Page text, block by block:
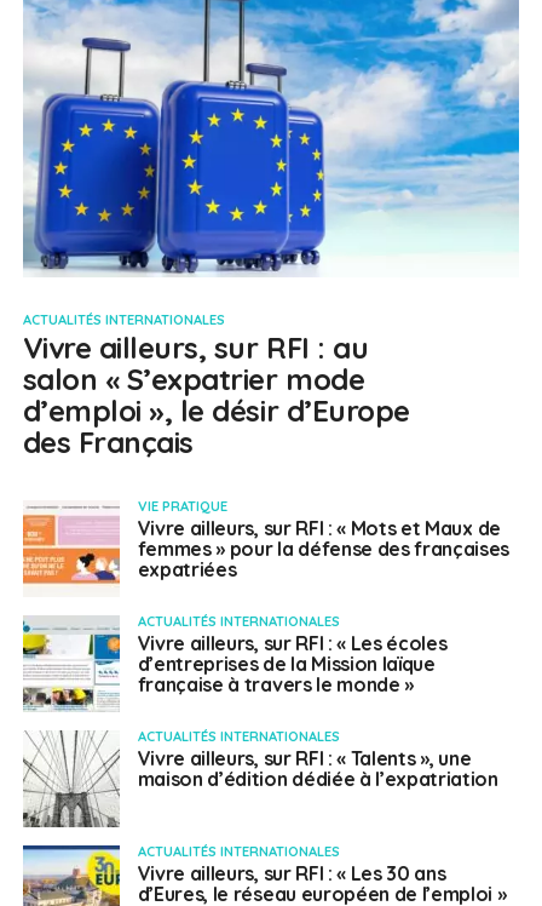
ACTUALITÉS INTERNATIONALES
Vivre ailleurs, sur RFI : au
salon « S’expatrier mode
d’emploi », le désir d’Europe
des Français
VIE PRATIQUE
Vivre ailleurs, sur RFI : « Mots et Maux de
femmes » pour la défense des françaises
expatriées
ACTUALITÉS INTERNATIONALES
Vivre ailleurs, sur RFI : « Les écoles
d’entreprises de la Mission laïque
française à travers le monde »
ACTUALITÉS INTERNATIONALES
Vivre ailleurs, sur RFI : « Talents », une
maison d’édition dédiée à l’expatriation
ACTUALITÉS INTERNATIONALES
Vivre ailleurs, sur RFI : « Les 30 ans
d’Eures, le réseau européen de l’emploi »